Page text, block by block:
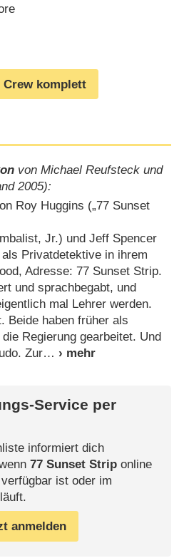
Crew komplett
von Michael Reufsteck und
2005):
Roy Huggins („77 Sunset
Jr.) und Jeff Spencer
Privatdetektive in ihrem
Adresse: 77 Sunset Strip.
und sprachbegabt, und
mal Lehrer werden.
Beide haben früher als
Regierung gearbeitet. Und
Zur
Service per
informiert dich
77 Sunset Striponline
ist oder im
anmelden